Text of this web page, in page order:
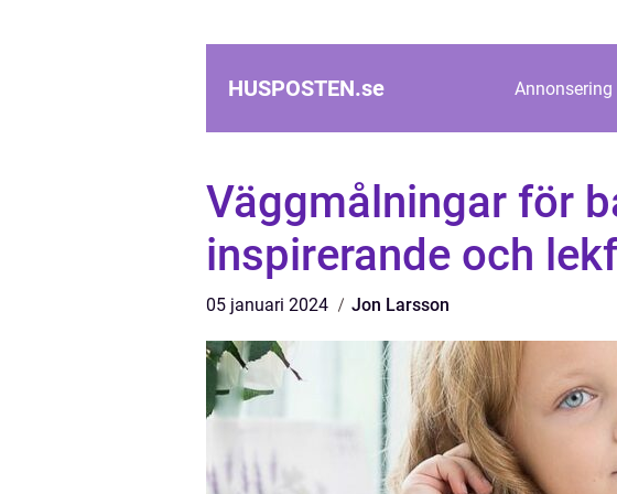
HUSPOSTEN.se Annonsering
Väggmålningar för
inspirerande och
05 januari 2024 Jon Larsson